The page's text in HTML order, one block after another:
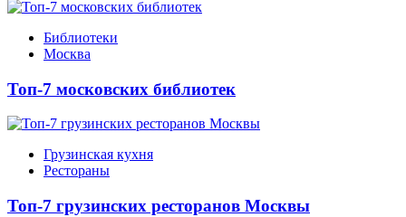
Библиотеки
Москва
Топ-7 московских библиотек
Грузинская кухня
Рестораны
Топ-7 грузинских ресторанов Москвы